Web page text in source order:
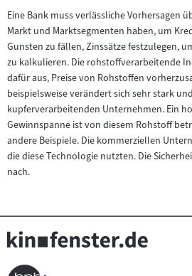
Eine Bank muss verlässliche Vorhersagen
Markt und Marktsegmenten haben, um
Gunsten zu fällen, Zinssätze festzulegen,
zu kalkulieren. Die rohstoffverarbeitende
dafür aus, Preise von Rohstoffen
beispielsweise verändert sich sehr stark
kupferverarbeitenden Unternehmen. Ein
Gewinnspanne ist von diesem Rohstoff
andere Beispiele. Die kommerziellen
die diese Technologie nutzten. Die
nach.